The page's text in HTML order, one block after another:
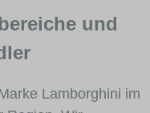
und
Lamborghini im